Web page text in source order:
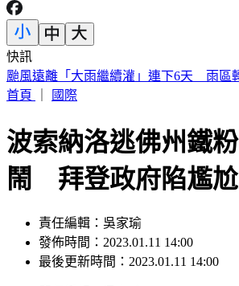
快訊
SBS歌謠大戰／KISS OF LIFE 狂飆夯曲
首頁
國際
波索納洛逃佛州鐵
鬧 拜登政府陷尷
責任編輯：吳家瑜
發佈時間：2023.01.11 14:00
最後更新時間：2023.01.11 14:00